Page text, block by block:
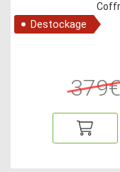
Destockage
379€